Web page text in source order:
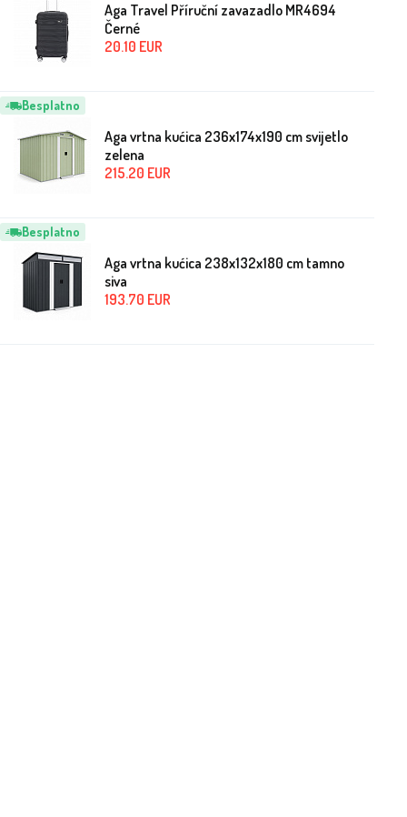
Aga Travel Příruční zavazadlo MR4694
Černé
20.10 EUR
Besplatno
Aga vrtna kućica 236x174x190 cm svijetlo
zelena
215.20 EUR
Besplatno
Aga vrtna kućica 238x132x180 cm tamno
siva
193.70 EUR